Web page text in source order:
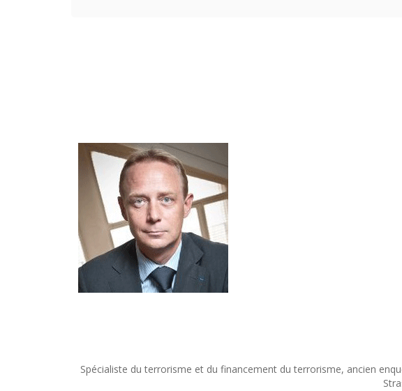
Spécialiste du terrorisme et du financement du terrorisme, ancien